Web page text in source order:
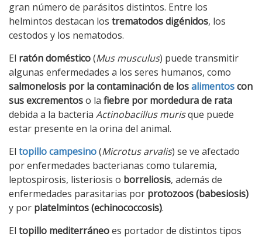
gran número de parásitos distintos. Entre los
helmintos destacan los trematodos digénidos, los
cestodos y los nematodos.
El ratón doméstico(Mus musculus) puede transmitir
algunas enfermedades a los seres humanos, como
salmonelosis por la contaminación de losalimentoscon
sus excrementoso la fiebre por mordedura de rata
debida a la bacteria Actinobacillus murisque puede
estar presente en la orina del animal.
El topillo campesino(Microtus arvalis) se ve afectado
por enfermedades bacterianas como tularemia,
leptospirosis, listeriosis o borreliosis, además de
enfermedades parasitarias por protozoos (babesiosis)
y por platelmintos (echinococcosis).
El topillo mediterráneoes portador de distintos tipos